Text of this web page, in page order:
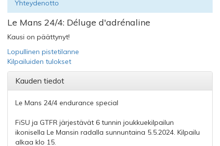
Yhteydenotto
Le Mans 24/4: Déluge d'adrénaline
Kausi on päättynyt!
Lopullinen pistetilanne
Kilpailuiden tulokset
Kauden tiedot
Le Mans 24/4 endurance special
FiSU ja GTFR järjestävät 6 tunnin joukkuekilpailun
ikonisella Le Mansin radalla sunnuntaina 5.5.2024. Kilpailu
alkaa klo 15.